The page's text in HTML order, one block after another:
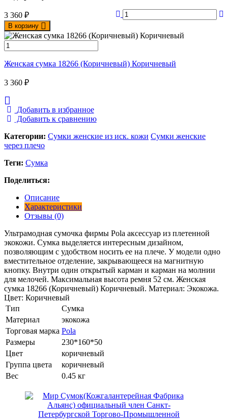
3 360 ₽
В корзину
Женская сумка 18266 (Коричневый) Коричневый
3 360 ₽
Добавить в избранное
Добавить к сравнению
Категории: Сумки женские из иск. кожи Сумки женские
через плечо
Теги: Сумка
Поделиться:
Описание
Характеристики
Отзывы (0)
Ультрамодная сумочка фирмы Pola аксессуар из плетенной
экокожи. Сумка выделяется интересным дизайном,
позволяющим с удобством носить ее на плече. У модели одно
вместительное отделение, закрывающееся на магнитную
кнопку. Внутри один открытый карман и карман на молнии
для мелочей. Максимальная высота ремня 52 см. Женская
сумка 18266 (Коричневый) Коричневый. Материал: Экокожа.
Цвет: Коричневый
Тип
Сумка
Материал
экокожа
Торговая марка Pola
Размеры
230*160*50
Цвет
коричневый
Группа цвета
коричневый
Вес
0.45 кг